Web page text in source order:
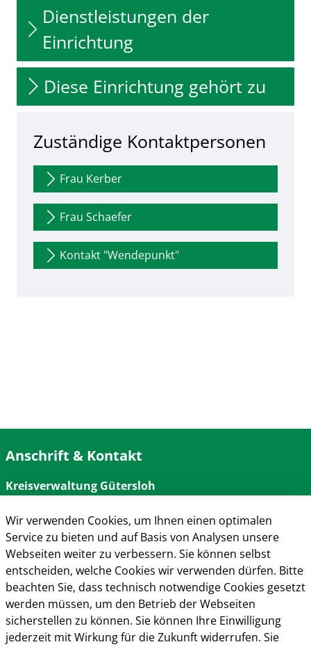
Dienstleistungen der
Einrichtung
Diese Einrichtung gehört zu
Zuständige Kontaktpersonen
Frau Kerber
Frau Schaefer
Kontakt "Wendepunkt"
Anschrift & Kontakt
Kreisverwaltung Gütersloh
33334 Gütersloh
Tel.: 05241 85-0
Mail:kreisverwaltung@kreis-guetersloh.de
Web:www.kreis-guetersloh.de
Info
Impressum
Datenschutz
Wir verwenden Cookies, um Ihnen einen optimalen
Service zu bieten und auf Basis von Analysen unsere
Webseiten weiter zu verbessern. Sie können selbst
entscheiden, welche Cookies wir verwenden dürfen. Bitte
beachten Sie, dass technisch notwendige Cookies gesetzt
werden müssen, um den Betrieb der Webseiten
sicherstellen zu können. Sie können Ihre Einwilligung
jederzeit mit Wirkung für die Zukunft widerrufen. Sie